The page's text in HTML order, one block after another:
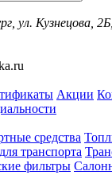
ул. Кузнецова,
Акции
средства
транспорта
фильтры